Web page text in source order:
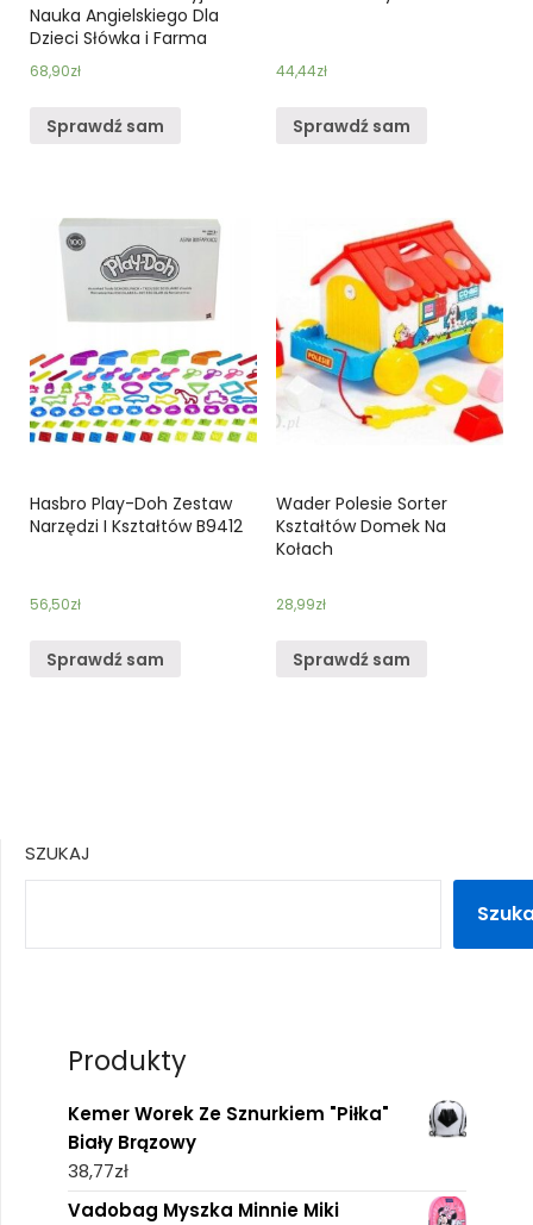
Nauka Angielskiego Dla
Dzieci Słówka i Farma
68,90zł
Sprawdź sam
44,44zł
Sprawdź sam
Hasbro Play-Doh Zestaw
Narzędzi I Kształtów B9412
56,50zł
Sprawdź sam
Wader Polesie Sorter
Kształtów Domek Na
Kołach
28,99zł
Sprawdź sam
SZUKAJ
Produkty
Kemer Worek Ze Sznurkiem "Piłka"
Biały Brązowy
38,77zł
Vadobag Myszka Minnie Miki